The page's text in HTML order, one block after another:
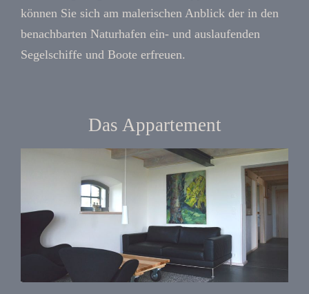
können Sie sich am malerischen Anblick der in den
benachbarten Naturhafen ein- und auslaufenden
Segelschiffe und Boote erfreuen.
Das Appartement